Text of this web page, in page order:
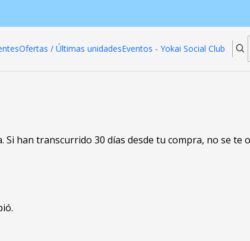
Ofertas / Últimas unidadesEventos - Yokai Social Club
de reembolso
han transcurrido 30 días desde tu compra, no se te